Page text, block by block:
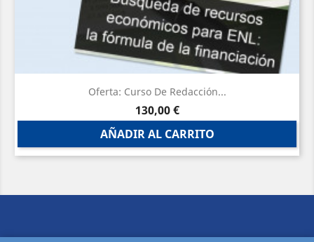
Oferta: Curso De Redacción...
Precio
130,00 €
AÑADIR AL CARRITO